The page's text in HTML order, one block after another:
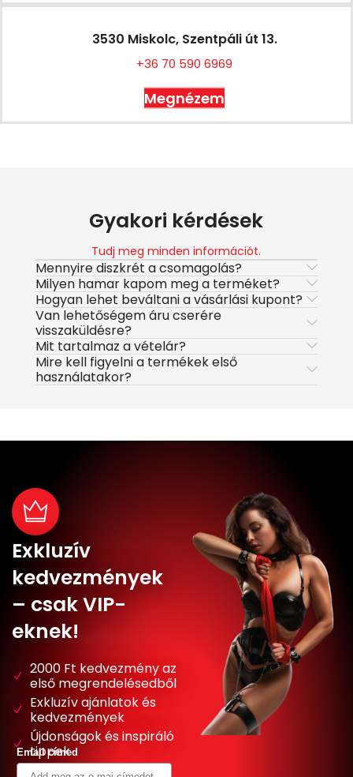
3530 Miskolc, Szentpáli út 13.
+36 70 590 6969
Megnézem
Gyakori kérdések
Tudj meg minden információt.
Mennyire diszkrét a csomagolás?
Milyen hamar kapom meg a terméket?
Hogyan lehet beváltani a vásárlási kupont?
Van lehetőségem áru cserére
visszaküldésre?
Mit tartalmaz a vételár?
Mire kell figyelni a termékek első
használatakor?
Exkluzív
kedvezmények
– csak VIP-
eknek!
2000 Ft kedvezmény az
első megrendelésedből
Exkluzív ajánlatok és
kedvezmények
Újdonságok és inspiráló
tippek
Email címed